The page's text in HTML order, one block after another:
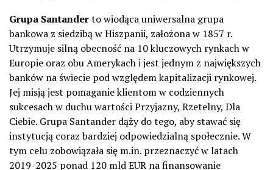
Grupa Santanderto wiodąca uniwersalna grupa
bankowa z siedzibą w Hiszpanii, założona w 1857 r.
Utrzymuje silną obecność na 10 kluczowych rynkach w
Europie oraz obu Amerykach i jest jednym z największych
banków na świecie pod względem kapitalizacji rynkowej.
Jej misją jest pomaganie klientom w codziennych
sukcesach w duchu wartości Przyjazny, Rzetelny, Dla
Ciebie. Grupa Santander dąży do tego, aby stawać się
instytucją coraz bardziej odpowiedzialną społecznie. W
tym celu zobowiązała się m.in. przeznaczyć w latach
2019-2025 ponad 120 mld EUR na finansowanie